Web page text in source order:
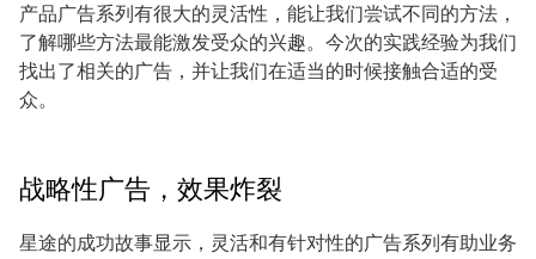
产品广告系列有很大的灵活性，能让我们尝试不同的方法，
了解哪些方法最能激发受众的兴趣。今次的实践经验为我们
找出了相关的广告，并让我们在适当的时候接触合适的受
众。
战略性广告，效果炸裂
星途的成功故事显示，灵活和有针对性的广告系列有助业务